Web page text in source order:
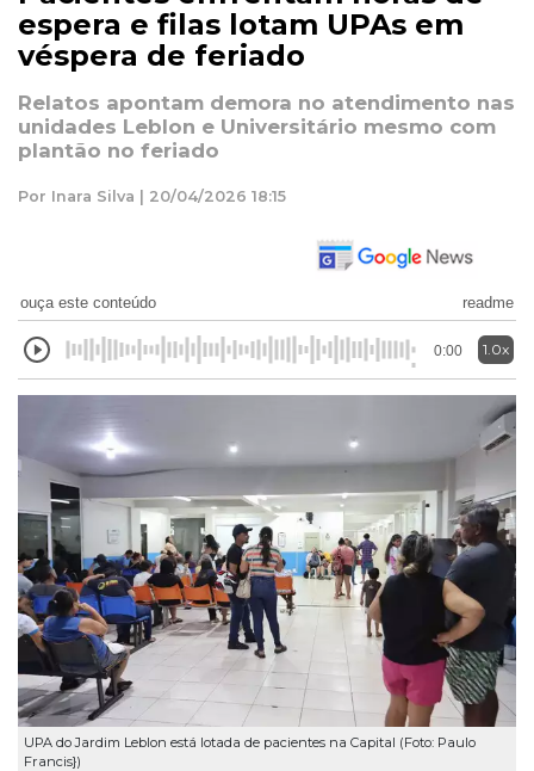
espera e filas lotam UPAs em
véspera de feriado
Relatos apontam demora no atendimento nas
unidades Leblon e Universitário mesmo com
plantão no feriado
Por Inara Silva | 20/04/2026 18:15
ouça este conteúdo readme
0:00 1.0x
UPA do Jardim Leblon está lotada de pacientes na Capital (Foto: Paulo
Francis})